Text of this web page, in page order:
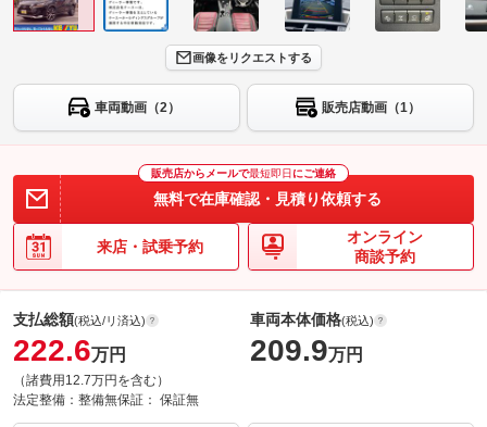
画像をリクエストする
車両動画（2） 販売店動画（1）
販売店からメールで最短即日 にご連絡
無料で在庫確認・見積り依頼する
来店・試乗予約
オンライン
商談予約
支払総額(税込/リ済込)
222.6万円
（諸費用12.7万円を含む）
車両本体価格(税込)
209.9万円
法定整備： 整備無保証： 保証無